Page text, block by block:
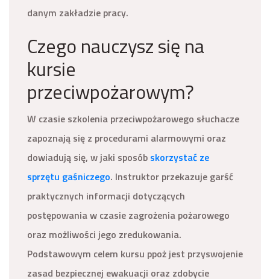
danym zakładzie pracy.
Czego nauczysz się na
kursie
przeciwpożarowym?
W czasie szkolenia przeciwpożarowego słuchacze
zapoznają się z procedurami alarmowymi oraz
dowiadują się, w jaki sposób skorzystać ze
sprzętu gaśniczego. Instruktor przekazuje garść
praktycznych informacji dotyczących
postępowania w czasie zagrożenia pożarowego
oraz możliwości jego zredukowania.
Podstawowym celem kursu ppoż jest przyswojenie
zasad bezpiecznej ewakuacji oraz zdobycie